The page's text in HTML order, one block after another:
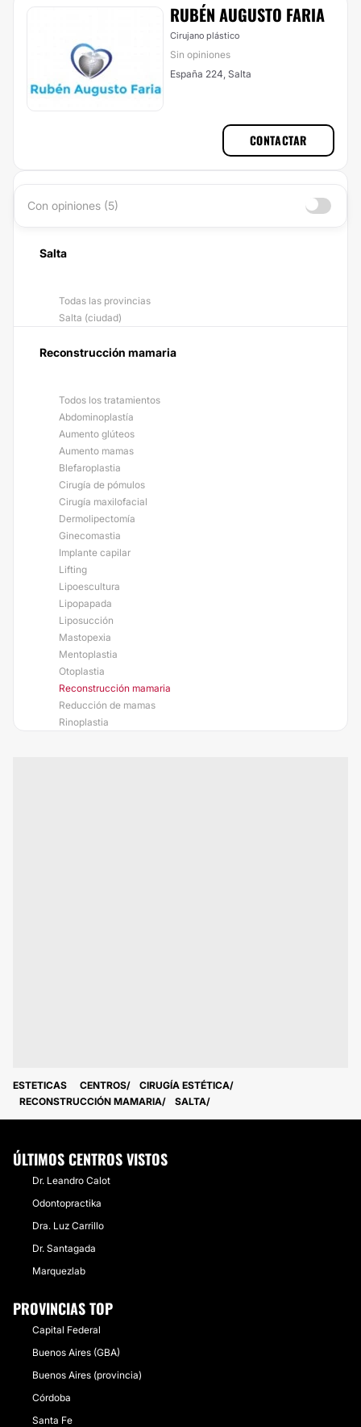
RUBÉN AUGUSTO FARIA
Cirujano plástico
Sin opiniones
España 224, Salta
CONTACTAR
Con opiniones (5)
Salta
Todas las provincias
Salta (ciudad)
Reconstrucción mamaria
Todos los tratamientos
Abdominoplastía
Aumento glúteos
Aumento mamas
Blefaroplastia
Cirugía de pómulos
Cirugía maxilofacial
Dermolipectomía
Ginecomastia
Implante capilar
Lifting
Lipoescultura
Lipopapada
Liposucción
Mastopexia
Mentoplastia
Otoplastia
Reconstrucción mamaria
Reducción de mamas
Rinoplastia
ESTETICAS CENTROS
CIRUGÍA ESTÉTICA
RECONSTRUCCIÓN MAMARIA
SALTA
ÚLTIMOS CENTROS VISTOS
Dr. Leandro Calot
Odontopractika
Dra. Luz Carrillo
Dr. Santagada
Marquezlab
PROVINCIAS TOP
Capital Federal
Buenos Aires (GBA)
Buenos Aires (provincia)
Córdoba
Santa Fe